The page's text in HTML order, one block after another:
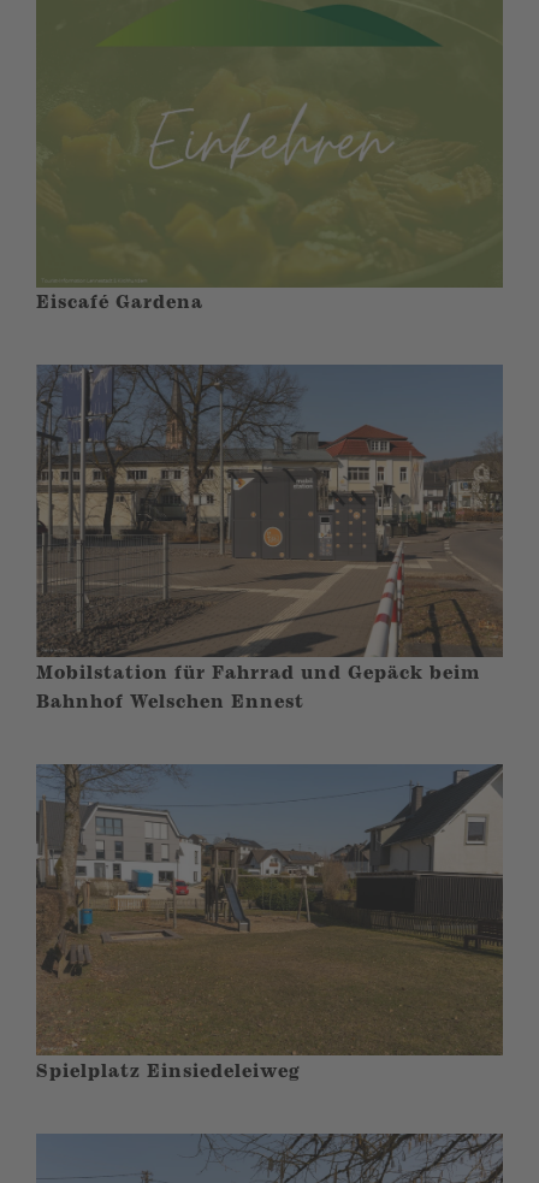
Eiscafé Gardena
Mobilstation für Fahrrad und Gepäck beim
Bahnhof Welschen Ennest
Spielplatz Einsiedeleiweg